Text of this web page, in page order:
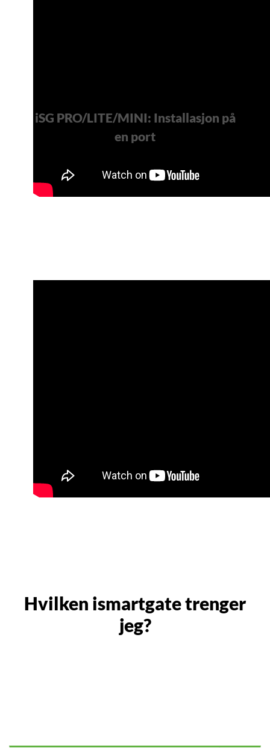
iSG PRO/LITE/MINI: Installasjon på
en port
Hvilken ismartgate trenger
jeg?